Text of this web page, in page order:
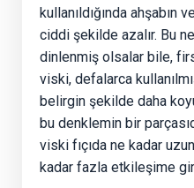
kullanıldığında ahşabın
ciddi şekilde azalır. Bu
dinlenmiş olsalar bile,
viski, defalarca
belirgin şekilde daha
bu denklemin bir
viski fıçıda ne kadar
kadar fazla etkileşime